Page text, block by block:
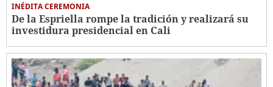
INÉDITA CEREMONIA
De la Espriella rompe la tradición y realizará su
investidura presidencial en Cali